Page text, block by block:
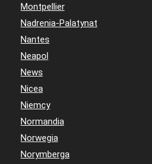
Montpellier
Nadrenia-Palatynat
Nantes
Neapol
News
Nicea
Niemcy
Normandia
Norwegia
Norymberga